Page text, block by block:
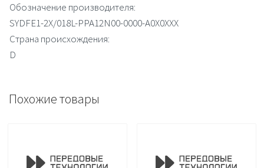
Обозначение производителя:
SYDFE1-2X/018L-PPA12N00-0000-A0X0XXX
Страна происхождения:
D
Похожие товары